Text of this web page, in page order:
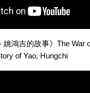
姚鴻吉的故事》The War
of Yao, Hungchi